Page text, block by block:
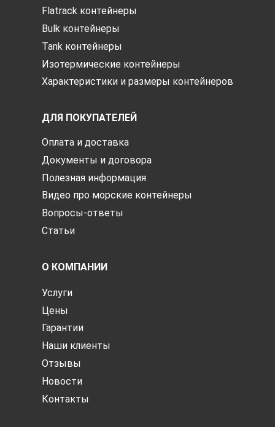
Flatrack контейнеры
Bulk контейнеры
Tank контейнеры
Изотермические контейнеры
Характеристики и размеры контейнеров
ДЛЯ ПОКУПАТЕЛЕЙ
Оплата и доставка
Документы и договора
Полезная информация
Видео про морские контейнеры
Вопросы-ответы
Статьи
О КОМПАНИИ
Услуги
Цены
Гарантии
Наши клиенты
Отзывы
Новости
Контакты